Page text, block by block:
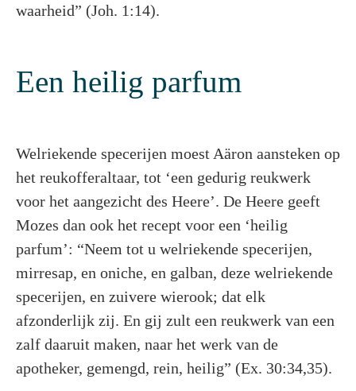
waarheid” (Joh. 1:14).
Een heilig parfum
Welriekende specerijen moest Aäron aansteken op
het reukofferaltaar, tot ‘een gedurig reukwerk
voor het aangezicht des Heere’. De Heere geeft
Mozes dan ook het recept voor een ‘heilig
parfum’: “Neem tot u welriekende specerijen,
mirresap, en oniche, en galban, deze welriekende
specerijen, en zuivere wierook; dat elk
afzonderlijk zij. En gij zult een reukwerk van een
zalf daaruit maken, naar het werk van de
apotheker, gemengd, rein, heilig” (Ex. 30:34,35).